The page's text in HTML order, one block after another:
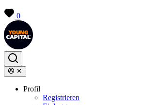
0
Profil
Registrieren